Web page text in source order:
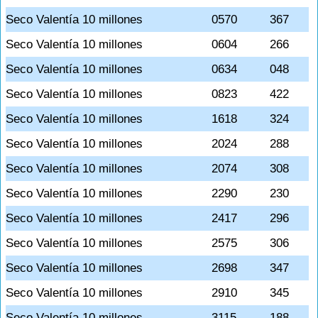
Seco Valentía 10 millones
0570
367
Seco Valentía 10 millones
0604
266
Seco Valentía 10 millones
0634
048
Seco Valentía 10 millones
0823
422
Seco Valentía 10 millones
1618
324
Seco Valentía 10 millones
2024
288
Seco Valentía 10 millones
2074
308
Seco Valentía 10 millones
2290
230
Seco Valentía 10 millones
2417
296
Seco Valentía 10 millones
2575
306
Seco Valentía 10 millones
2698
347
Seco Valentía 10 millones
2910
345